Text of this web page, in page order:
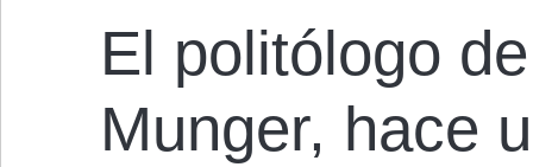
El politólogo
Munger, hace